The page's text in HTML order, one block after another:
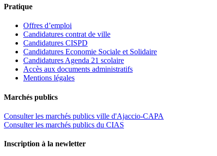
Pratique
Offres d’emploi
Candidatures contrat de ville
Candidatures CISPD
Candidatures Economie Sociale et Solidaire
Candidatures Agenda 21 scolaire
Accès aux documents administratifs
Mentions légales
Marchés publics
Consulter les marchés publics ville d'Ajaccio-CAPA
Consulter les marchés publics du CIAS
Inscription à la newletter